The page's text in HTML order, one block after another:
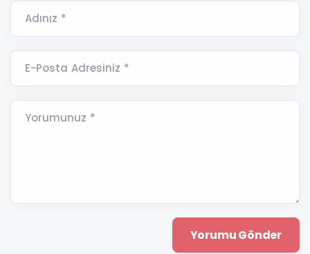
Adınız *
E-Posta Adresiniz *
Yorumunuz *